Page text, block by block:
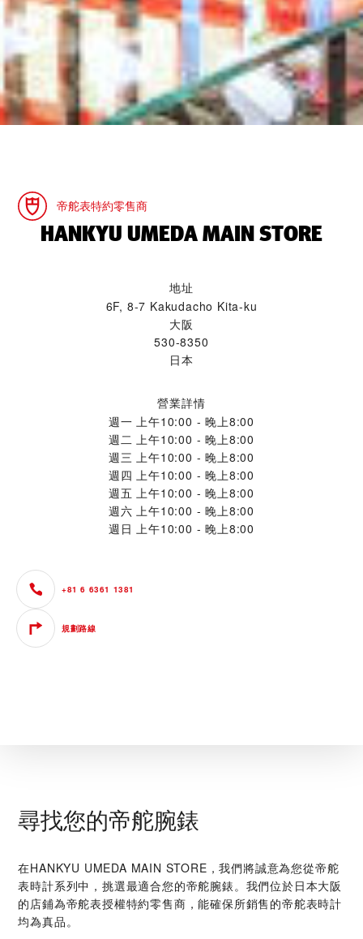
帝舵表特約零售商
‭HANKYU UMEDA MAIN STORE‬
地址
6F, 8-7 Kakudacho Kita-ku
大阪
530-8350
日本
營業詳情
週一 上午10:00 - 晚上8:00
週二 上午10:00 - 晚上8:00
週三 上午10:00 - 晚上8:00
週四 上午10:00 - 晚上8:00
週五 上午10:00 - 晚上8:00
週六 上午10:00 - 晚上8:00
週日 上午10:00 - 晚上8:00
+81 6 6361 1381
規劃路線
尋找您的帝舵腕錶
在‭HANKYU UMEDA MAIN STORE‬，我們將誠意為您從帝舵
表時計系列中，挑選最適合您的帝舵腕錶。我們位於日本大阪
的店鋪為帝舵表授權特約零售商，能確保所銷售的帝舵表時計
均為真品。